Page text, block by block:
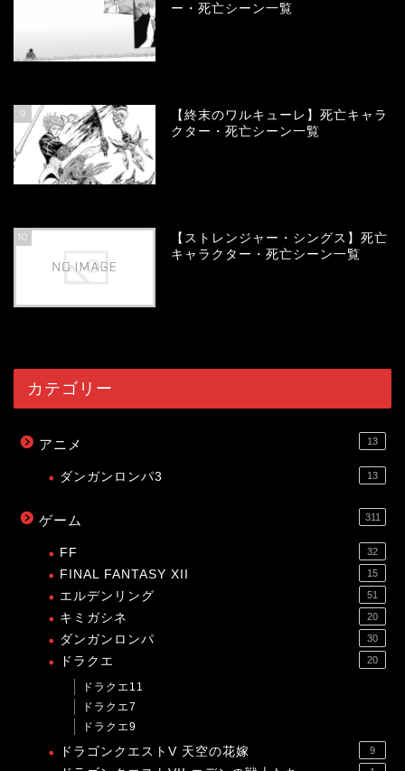
ー・死亡シーン一覧
9
【終末のワルキューレ】死亡キャラ
クター・死亡シーン一覧
10
【ストレンジャー・シングス】死亡
キャラクター・死亡シーン一覧
カテゴリー
アニメ 13
ダンガンロンパ3 13
ゲーム 311
FF 32
FINAL FANTASY XII 15
エルデンリング 51
キミガシネ 20
ダンガンロンパ 30
ドラクエ 20
ドラクエ11
ドラクエ7
ドラクエ9
ドラゴンクエストV 天空の花嫁 9